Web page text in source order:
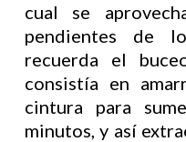
cual se
pendientes de
recuerda el
consistía en
cintura para
minutos, y así